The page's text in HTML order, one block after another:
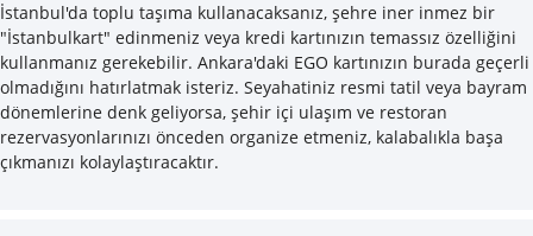
İstanbul'da toplu taşıma kullanacaksanız, şehre iner inmez bir
"İstanbulkart" edinmeniz veya kredi kartınızın temassız özelliğini
kullanmanız gerekebilir. Ankara'daki EGO kartınızın burada geçerli
olmadığını hatırlatmak isteriz. Seyahatiniz resmi tatil veya bayram
dönemlerine denk geliyorsa, şehir içi ulaşım ve restoran
rezervasyonlarınızı önceden organize etmeniz, kalabalıkla başa
çıkmanızı kolaylaştıracaktır.